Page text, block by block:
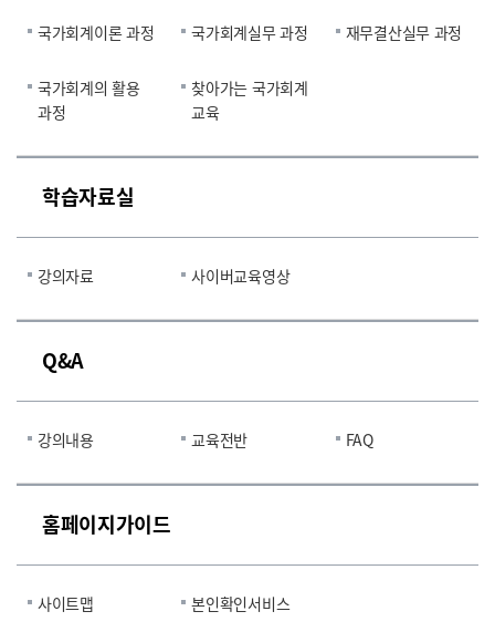
국가회계이론 과정 국가회계실무 과정 재무결산실무 과정
국가회계의 활용
과정
찾아가는 국가회계
교육
학습자료실
강의자료 사이버교육영상
Q&A
강의내용 교육전반 FAQ
홈페이지가이드
사이트맵 본인확인서비스